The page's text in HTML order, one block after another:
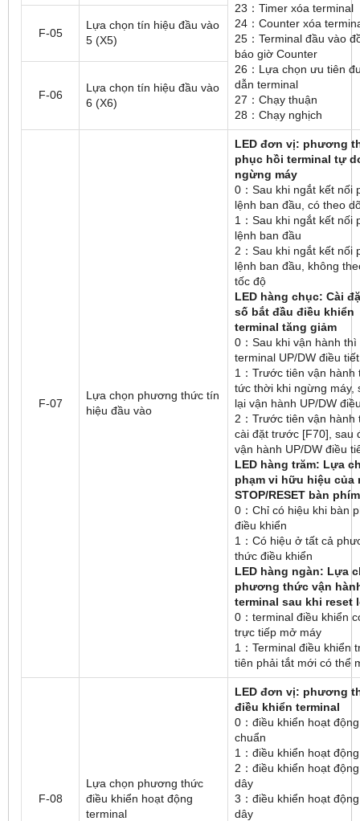
23：Timer xóa terminal
24：Counter xóa
25：Terminal đầu vào
báo giờ Counter
26：Lựa chọn ưu tiên
dẫn terminal
27：Chạy thuận
28：Chạy nghịch
F-05
Lựa chọn tín hiệu đầu vào
5 (X5)
F-06
Lựa chọn tín hiệu đầu vào
6 (X6)
F-07
Lựa chọn phương thức tín
hiệu đầu vào
LED đơn vị: phương
phục hồi terminal tự
ngừng máy
0：Sau khi ngắt kết nối
lệnh ban đầu, có theo
1：Sau khi ngắt kết nối
lệnh ban đầu
2：Sau khi ngắt kết nối
lệnh ban đầu, không
tốc độ
LED hàng chục: Cài
số bắt đầu điều khiển
terminal tăng giảm
0：Sau khi vận hành thì
terminal UP/DW điều tiết
1：Trước tiên vận hành
tức thời khi ngừng máy,
lại vận hành UP/DW
2：Trước tiên vận hành
cài đặt trước [F70], sau
vận hành UP/DW điều
LED hàng trăm: Lựa
phạm vi hữu hiệu của
STOP/RESET bàn phím
0：Chỉ có hiệu khi bàn
điều khiển
1：Có hiệu ở tất cả
thức điều khiển
LED hàng ngàn: Lựa
phương thức vận
terminal sau khi reset
0：terminal điều khiển
trực tiếp mở máy
1：Terminal điều khiển
tiên phải tắt mới có thể
F-08
Lựa chọn phương thức
điều khiển hoạt động
terminal
LED đơn vị: phương
điều khiển terminal
0：điều khiển hoạt
chuẩn
1：điều khiển hoạt
2：điều khiển hoạt
dây
3：điều khiển hoạt
dây